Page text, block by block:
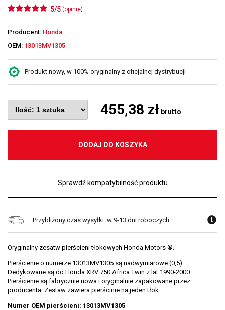
5/5 (opinie)
Producent: Honda
OEM: 13013MV1305
Produkt nowy, w 100% oryginalny z oficjalnej dystrybucji
455,38 zł brutto
DODAJ DO KOSZYKA
Sprawdź kompatybilność produktu
Przybliżony czas wysyłki: w 9-13 dni roboczych
Oryginalny zesatw pierścieni tłokowych Honda Motors ®.
Pierścienie o numerze 13013MV1305 są nadwymiarowe (0,5).
Dedykowane są do Honda XRV 750 Africa Twin z lat 1990-2000.
Pierścienie są fabrycznie nowa i oryginalnie zapakowane przez
producenta. Zestaw zawiera pierścinie na jeden tłok.
Numer OEM pierścieni: 13013MV1305